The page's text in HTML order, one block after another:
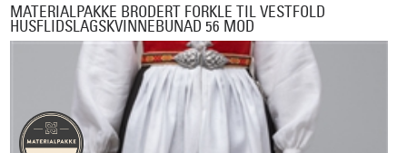
MATERIALPAKKE BRODERT FORKLE TIL VESTFOLD
HUSFLIDSLAGSKVINNEBUNAD 56 MOD